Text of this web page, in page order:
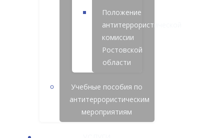
Положение
антитеррористической
комиссии
Ростовской
области
Учебные пособия по
антитеррористическим
мероприятиям